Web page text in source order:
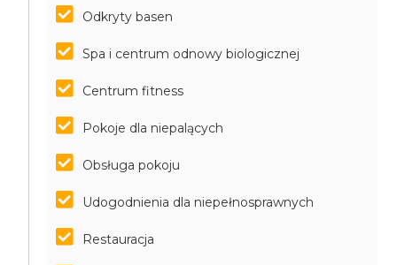
Odkryty basen
Spa i centrum odnowy biologicznej
Centrum fitness
Pokoje dla niepalących
Obsługa pokoju
Udogodnienia dla niepełnosprawnych
Restauracja